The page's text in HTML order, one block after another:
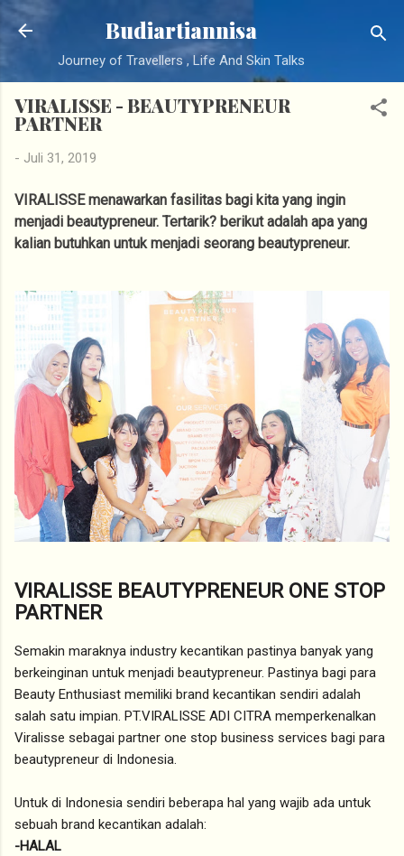
Langsung ke konten utama
Budiartiannisa
Journey of Travellers , Life And Skin Talks
VIRALISSE - BEAUTYPRENEUR
PARTNER
- Juli 31, 2019
VIRALISSE menawarkan fasilitas bagi kita yang ingin
menjadi beautypreneur. Tertarik? berikut adalah apa yang
kalian butuhkan untuk menjadi seorang beautypreneur.
VIRALISSE BEAUTYPRENEUR ONE STOP
PARTNER
Semakin maraknya industry kecantikan pastinya banyak yang
berkeinginan untuk menjadi beautypreneur. Pastinya bagi para
Beauty Enthusiast memiliki brand kecantikan sendiri adalah
salah satu impian. PT.VIRALISSE ADI CITRA memperkenalkan
Viralisse sebagai partner one stop business services bagi para
beautypreneur di Indonesia.
Untuk di Indonesia sendiri beberapa hal yang wajib ada untuk
sebuah brand kecantikan adalah:
-HALAL